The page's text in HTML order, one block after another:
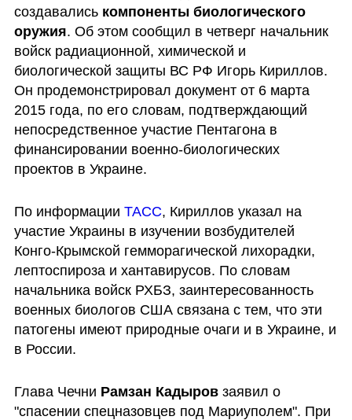
создавались компоненты биологического
оружия. Об этом сообщил в четверг начальник
войск радиационной, химической и
биологической защиты ВС РФ Игорь Кириллов.
Он продемонстрировал документ от 6 марта
2015 года, по его словам, подтверждающий
непосредственное участие Пентагона в
финансировании военно-биологических
проектов в Украине.
По информации ТАСС, Кириллов указал на
участие Украины в изучении возбудителей
Конго-Крымской гемморагической лихорадки,
лептоспироза и хантавирусов. По словам
начальника войск РХБЗ, заинтересованность
военных биологов США связана с тем, что эти
патогены имеют природные очаги и в Украине, и
в России.
Глава Чечни Рамзан Кадыров заявил о
"спасении спецназовцев под Мариуполем". При